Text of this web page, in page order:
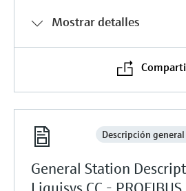
Mostrar detalles
Descripción
General Station